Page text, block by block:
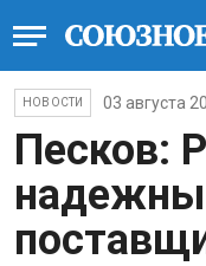
НОВОСТИ 03 августа
Песков: